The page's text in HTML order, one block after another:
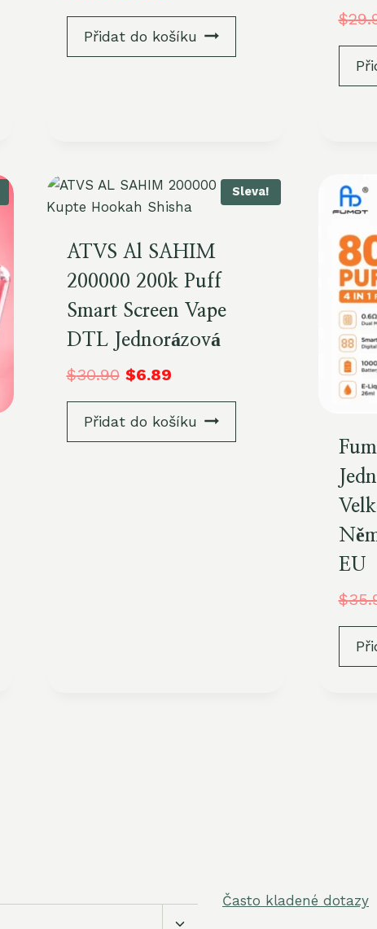
Přidat do košíku
$
Sleva!
ATVS Al SAHIM
200000 200k Puff
Smart Screen Vape
DTL Jednorázová
$30.90 $6.89
Přidat do košíku
EU
$
Přepnout
Často kladené dotazy